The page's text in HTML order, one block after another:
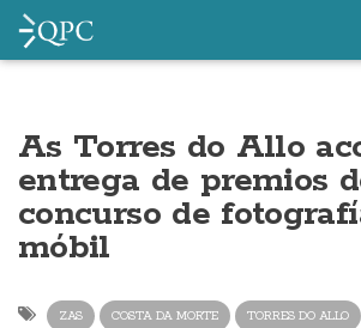
As Torres do Allo
entrega de premios
concurso de
móbil
ZAS COSTA DA MORTE TORRES DO ALLO